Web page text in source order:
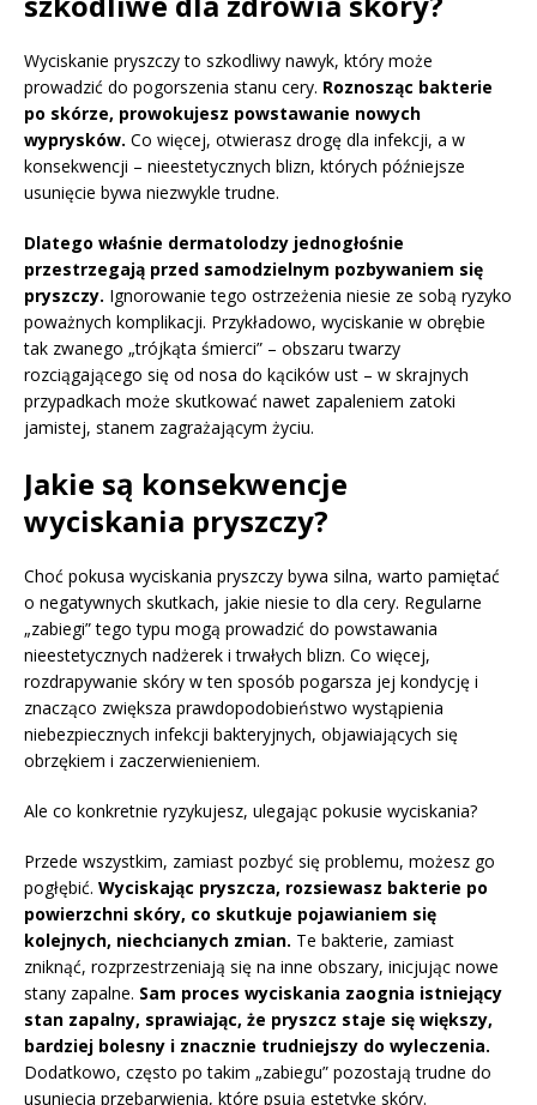
Wyciskanie pryszczy to szkodliwy nawyk, który może
prowadzić do pogorszenia stanu cery. Roznosząc bakterie
po skórze, prowokujesz powstawanie nowych
wyprysków. Co więcej, otwierasz drogę dla infekcji, a w
konsekwencji – nieestetycznych blizn, których późniejsze
usunięcie bywa niezwykle trudne.
Dlatego właśnie dermatolodzy jednogłośnie
przestrzegają przed samodzielnym pozbywaniem się
pryszczy. Ignorowanie tego ostrzeżenia niesie ze sobą ryzyko
poważnych komplikacji. Przykładowo, wyciskanie w obrębie
tak zwanego „trójkąta śmierci” – obszaru twarzy
rozciągającego się od nosa do kącików ust – w skrajnych
przypadkach może skutkować nawet zapaleniem zatoki
jamistej, stanem zagrażającym życiu.
Jakie są konsekwencje
wyciskania pryszczy?
Choć pokusa wyciskania pryszczy bywa silna, warto pamiętać
o negatywnych skutkach, jakie niesie to dla cery. Regularne
„zabiegi” tego typu mogą prowadzić do powstawania
nieestetycznych nadżerek i trwałych blizn. Co więcej,
rozdrapywanie skóry w ten sposób pogarsza jej kondycję i
znacząco zwiększa prawdopodobieństwo wystąpienia
niebezpiecznych infekcji bakteryjnych, objawiających się
obrzękiem i zaczerwienieniem.
Ale co konkretnie ryzykujesz, ulegając pokusie wyciskania?
Przede wszystkim, zamiast pozbyć się problemu, możesz go
pogłębić. Wyciskając pryszcza, rozsiewasz bakterie po
powierzchni skóry, co skutkuje pojawianiem się
kolejnych, niechcianych zmian. Te bakterie, zamiast
zniknąć, rozprzestrzeniają się na inne obszary, inicjując nowe
stany zapalne. Sam proces wyciskania zaognia istniejący
stan zapalny, sprawiając, że pryszcz staje się większy,
bardziej bolesny i znacznie trudniejszy do wyleczenia.
Dodatkowo, często po takim „zabiegu” pozostają trudne do
usunięcia przebarwienia, które psują estetykę skóry.